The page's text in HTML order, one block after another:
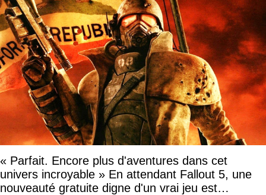
« Parfait. Encore plus d'aventures dans cet
univers incroyable » En attendant Fallout 5, une
nouveauté gratuite digne d'un vrai jeu est